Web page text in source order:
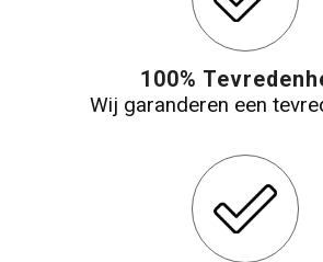
100%
Wij garanderen een